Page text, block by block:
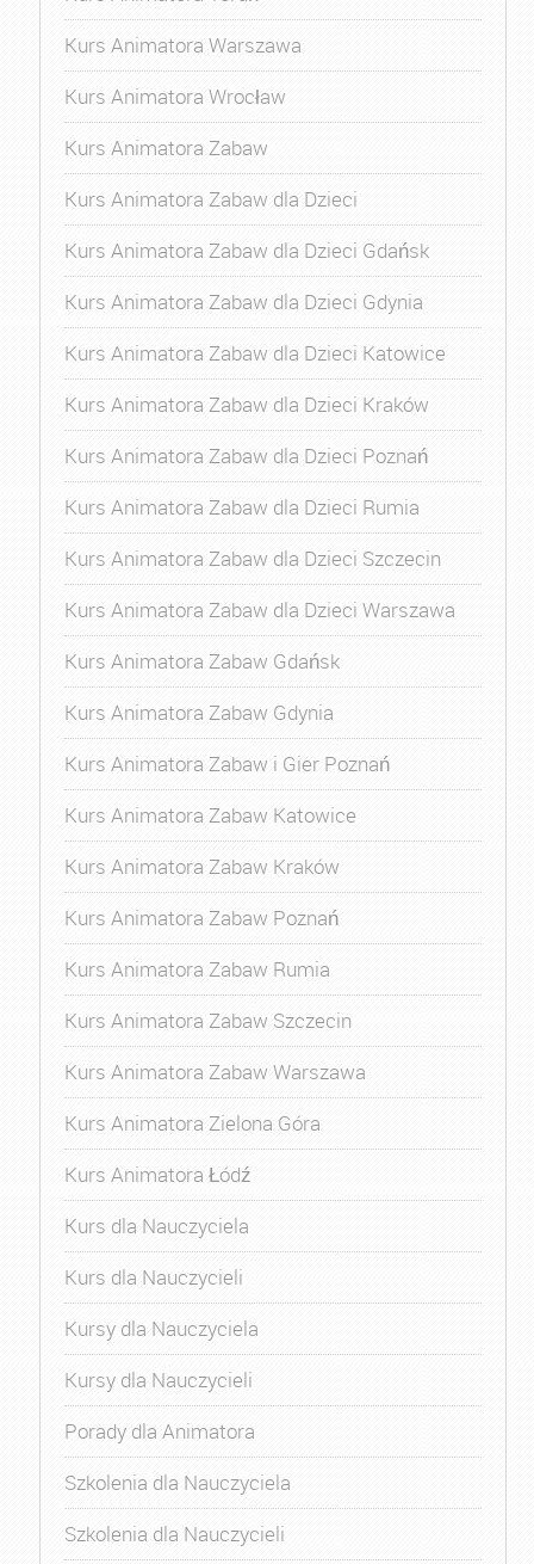
Kurs Animatora Warszawa
Kurs Animatora Wrocław
Kurs Animatora Zabaw
Kurs Animatora Zabaw dla Dzieci
Kurs Animatora Zabaw dla Dzieci Gdańsk
Kurs Animatora Zabaw dla Dzieci Gdynia
Kurs Animatora Zabaw dla Dzieci Katowice
Kurs Animatora Zabaw dla Dzieci Kraków
Kurs Animatora Zabaw dla Dzieci Poznań
Kurs Animatora Zabaw dla Dzieci Rumia
Kurs Animatora Zabaw dla Dzieci Szczecin
Kurs Animatora Zabaw dla Dzieci Warszawa
Kurs Animatora Zabaw Gdańsk
Kurs Animatora Zabaw Gdynia
Kurs Animatora Zabaw i Gier Poznań
Kurs Animatora Zabaw Katowice
Kurs Animatora Zabaw Kraków
Kurs Animatora Zabaw Poznań
Kurs Animatora Zabaw Rumia
Kurs Animatora Zabaw Szczecin
Kurs Animatora Zabaw Warszawa
Kurs Animatora Zielona Góra
Kurs Animatora Łódź
Kurs dla Nauczyciela
Kurs dla Nauczycieli
Kursy dla Nauczyciela
Kursy dla Nauczycieli
Porady dla Animatora
Szkolenia dla Nauczyciela
Szkolenia dla Nauczycieli